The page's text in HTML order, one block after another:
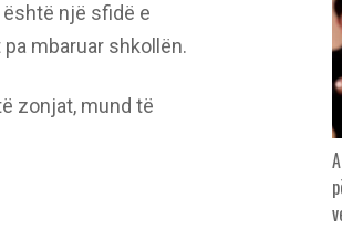
është një sfidë e
mbaruar shkollën.
zonjat, mund të